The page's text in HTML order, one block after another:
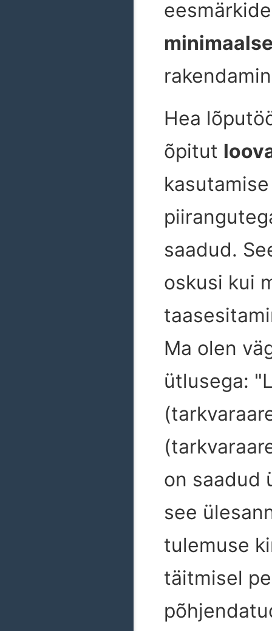
Hea
õpitut
saadud.
oskusi kui
Ma olen
ütlusega:
on saadud
see
tulemuse
täitmisel